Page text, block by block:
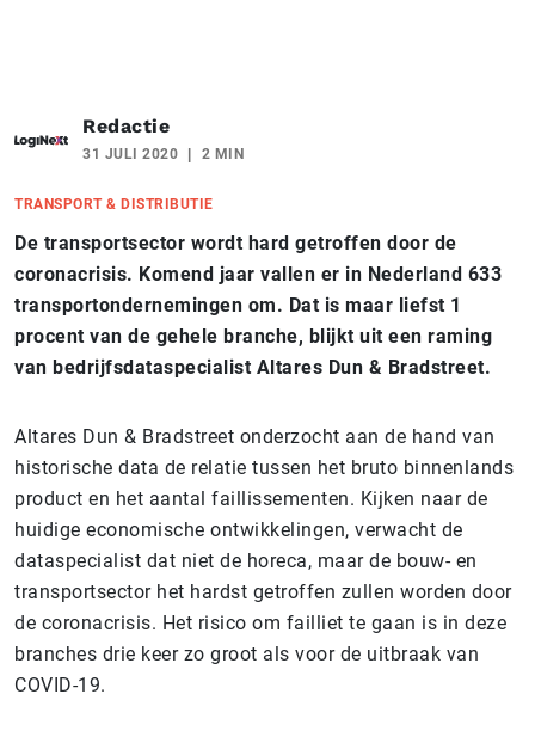
Redactie
31 JULI 2020 2 MIN
TRANSPORT & DISTRIBUTIE
De transportsector wordt hard getroffen door de
coronacrisis. Komend jaar vallen er in Nederland 633
transportondernemingen om. Dat is maar liefst 1
procent van de gehele branche, blijkt uit een raming
van bedrijfsdataspecialist Altares Dun & Bradstreet.
Altares Dun & Bradstreet onderzocht aan de hand van
historische data de relatie tussen het bruto binnenlands
product en het aantal faillissementen. Kijken naar de
huidige economische ontwikkelingen, verwacht de
dataspecialist dat niet de horeca, maar de bouw- en
transportsector het hardst getroffen zullen worden door
de coronacrisis. Het risico om failliet te gaan is in deze
branches drie keer zo groot als voor de uitbraak van
COVID-19.